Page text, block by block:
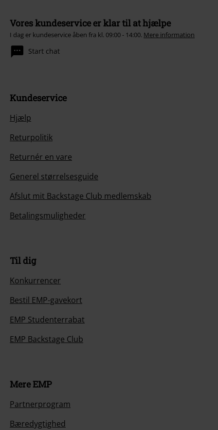
Vores kundeservice er klar til at hjælpe
I dag er kundeservice åben fra kl. 09:00 - 14:00. Mere information
Start chat
Kundeservice
Hjælp
Returpolitik
Returnér en vare
Generel størrelsesguide
Afslut mit Backstage Club medlemskab
Betalingsmuligheder
Til dig
Konkurrencer
Bestil EMP-gavekort
EMP Studenterrabat
EMP Backstage Club
Mere EMP
Partnerprogram
Bæredygtighed